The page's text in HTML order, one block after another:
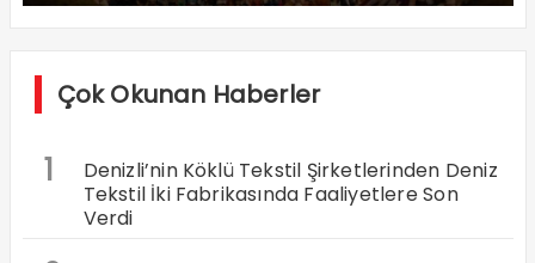
Çok Okunan Haberler
1
Denizli’nin Köklü Tekstil Şirketlerinden Deniz
Tekstil İki Fabrikasında Faaliyetlere Son
Verdi